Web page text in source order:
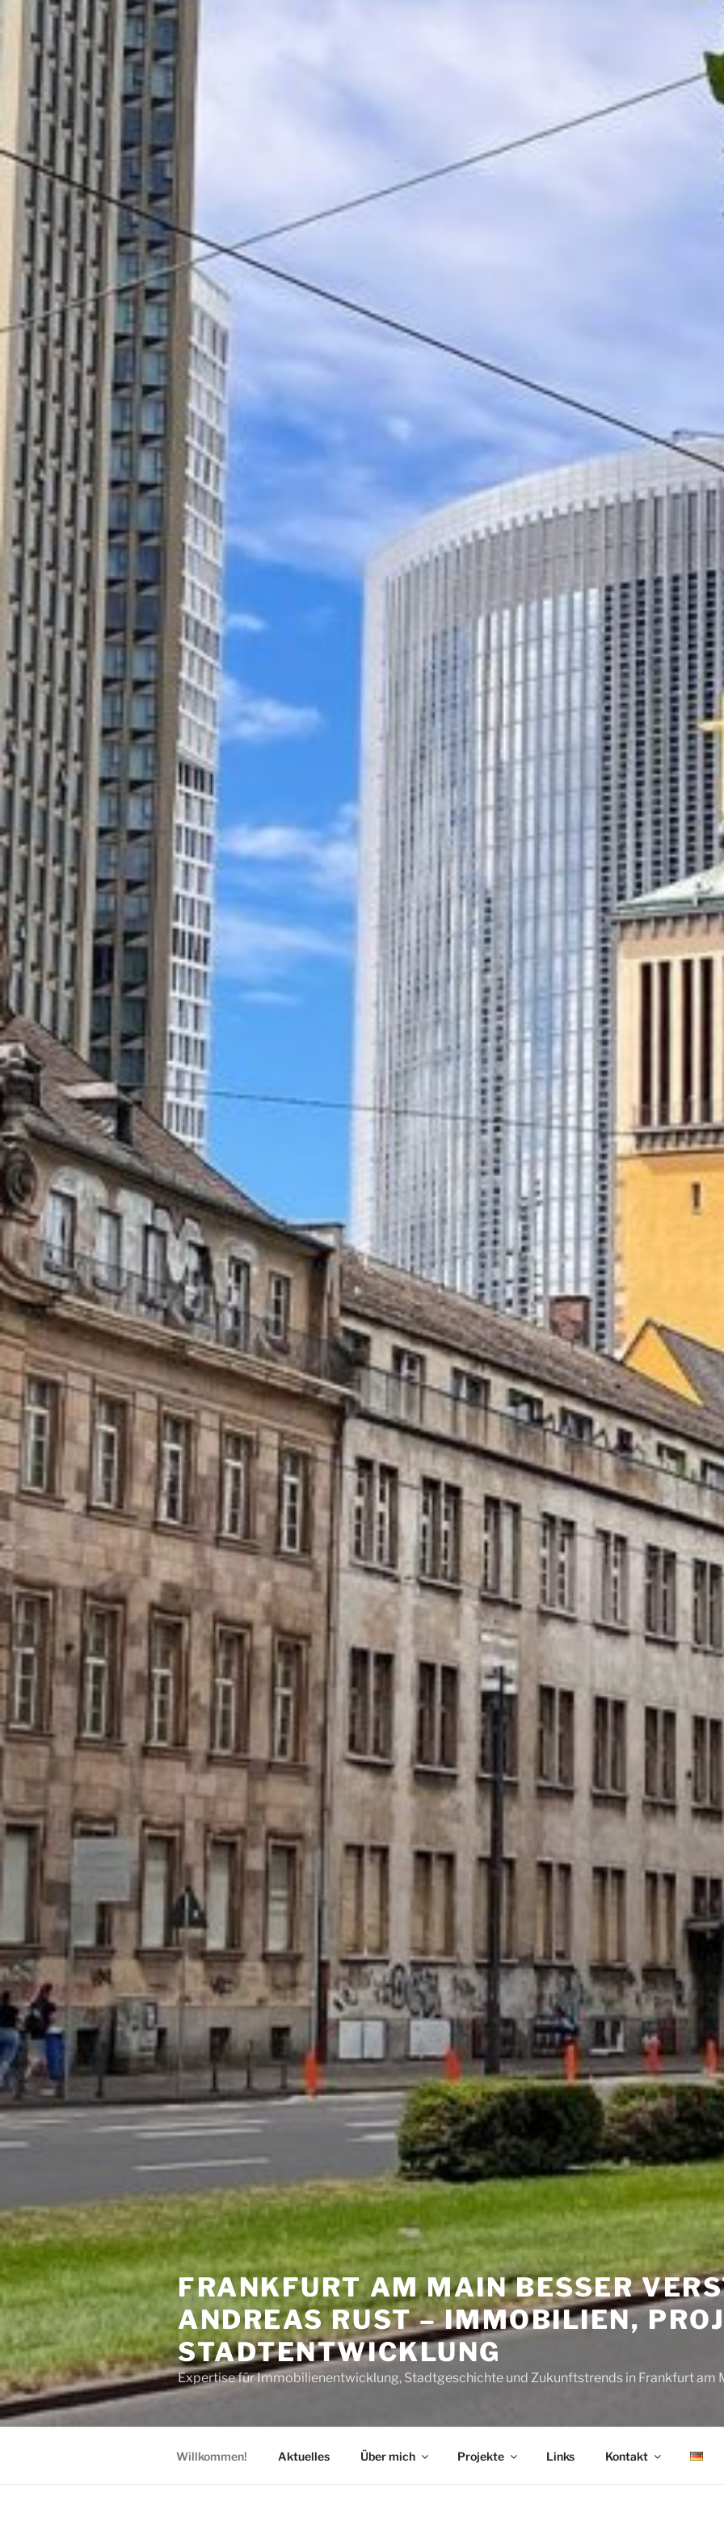
FRANKFURT AM MAIN BESSER
ANDREAS RUST – IMMOBILIEN,
STADTENTWICKLUNG
Expertise für Immobilienentwicklung, Stadtgeschichte und Zukunftstrends in Frankfurt am
Willkommen! Aktuelles Über mich Projekte Links Kontakt